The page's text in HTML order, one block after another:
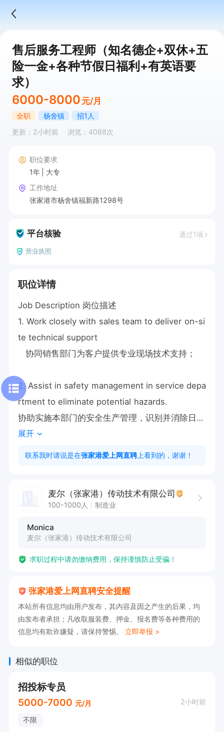
售后服务工程师（知名德企+双休+五
险一金+各种节假日福利+有英语要
求）
6000-8000 元/月
全职 杨舍镇
招1人
更新：2小时前
浏览：4088次
职位要求
1年
大专
工作地址
张家港市杨舍镇福新路1298号
平台核验 通过1项
营业执照
职位详情
Job Description 岗位描述
1. Work closely with sales team to deliver on-si
te technical support
   协同销售部门为客户提供专业现场技术支持；
2. Assist in safety management in service depa
rtment to eliminate potential hazards.
协助实施本部门的安全生产管理，识别并消除日常
安全隐患；
  协助主管开展员工及客户技术培训;
4. Manage claim parts process from diagnosis,
   负责投诉零件的鉴定、维修及跟踪交付全流程；
5. "Pre-sales product preparation process: Rus
t removal , accessory installation, etc. 售前产品
处理发货前产品的修复准备：除锈、安装、等工
ct knowledge system development (including
new product studies)。
持续不断深化学习公司各类产品知识（包括新产
展开
联系我时请说是在张家港爱上网直聘 上看到的，谢谢！
麦尔（张家港）传动技术有限公司
100-1000人 制造业
Monica
麦尔（张家港）传动技术有限公司
求职过程中请勿缴纳费用，保持谨慎防止受骗！
张家港爱上网直聘安全提醒
本站所有信息均由用户发布，其内容及因之产生的后果，均
由发布者承担；凡收取服装费、押金、报名费等各种费用的
信息均有欺诈嫌疑，请保持警惕。 立即举报 >
相似的职位
招投标专员
5000-7000 元/月 2小时前
不限